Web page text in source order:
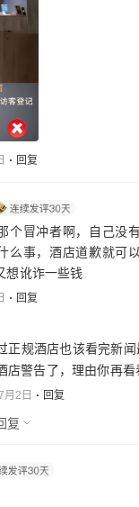
回复
个冒冲者啊，自己没
么事，酒店道歉就可
想讹诈一些钱
回复
正规酒店也该看完新
店警告了，理由你再看
月2日 回复
复